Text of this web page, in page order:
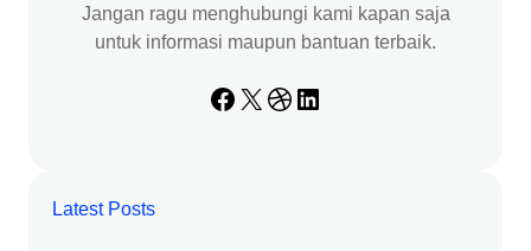
Jangan ragu menghubungi kami kapan saja
untuk informasi maupun bantuan terbaik.
Facebook X Dribbble LinkedIn
Latest Posts